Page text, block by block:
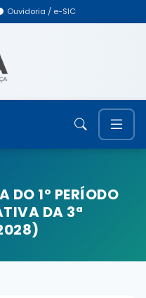
Ouvidoria / e-SIC
DO 1º PERÍODO
DA 3ª